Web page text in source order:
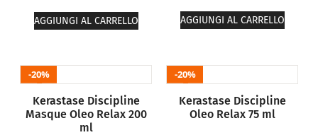
AGGIUNGI AL CARRELLO AGGIUNGI AL CARRELLO
20%
Kerastase Discipline
Masque Oleo Relax 200
ml
20%
Kerastase Discipline
Oleo Relax 75 ml